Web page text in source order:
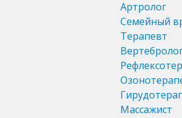
Артролог
Семейный
Терапевт
Массажист